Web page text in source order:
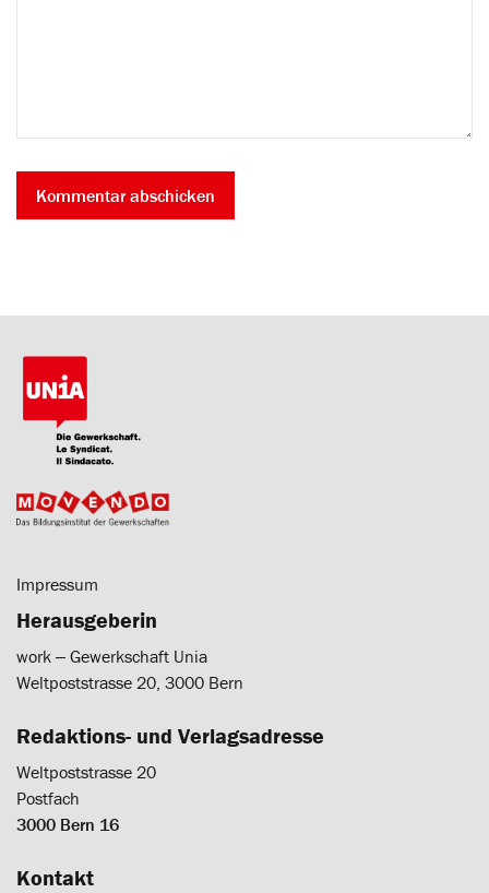
Impressum
Herausgeberin
work ‒ Gewerkschaft Unia
Weltpoststrasse 20, 3000 Bern
Redaktions- und Verlagsadresse
Weltpoststrasse 20
Postfach
3000 Bern 16
Kontakt